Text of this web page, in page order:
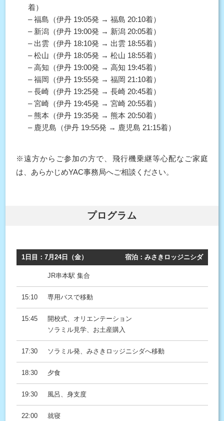
着）
– 福島（伊丹 19:05発 → 福島 20:10着）
– 新潟（伊丹 19:00発 → 新潟 20:05着）
– 出雲（伊丹 18:10発 → 出雲 18:55着）
– 松山（伊丹 18:05発 → 松山 18:55着）
– 高知（伊丹 19:00発 → 高知 19:45着）
– 福岡（伊丹 19:55発 → 福岡 21:10着）
– 長崎（伊丹 19:25発 → 長崎 20:45着）
– 宮崎（伊丹 19:45発 → 宮崎 20:55着）
– 熊本（伊丹 19:35発 → 熊本 20:50着）
– 鹿児島（伊丹 19:55発 → 鹿児島 21:15着）
※遠方からご参加の方で、飛行機乗継等心配なご家庭
は、あらかじめYAC事務局へご相談ください。
プログラム
1日目：7月24日（金） 宿泊：みさきロッジニシダ
JR串本駅 集合
15:10 専用バスで移動
15:45
開校式、オリエンテーション
ソラミル見学、お土産購入
17:30 ソラミル発、みさきロッジニシダへ移動
18:30 夕食
19:30 風呂、身支度
22:00 就寝